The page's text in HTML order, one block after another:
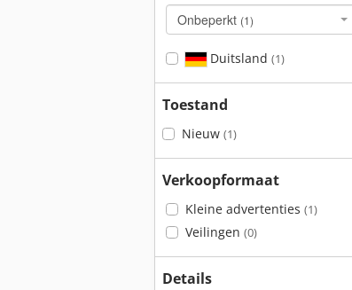
Onbeperkt (1)
Duitsland (1)
Toestand
Nieuw (1)
Verkoopformaat
Kleine advertenties (1)
Veilingen (0)
Details